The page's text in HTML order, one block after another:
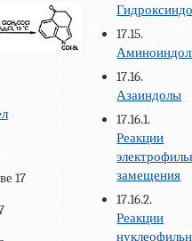
17
17.15.
17.16.
Азаиндолы
17.16.1.
Реакции
замещения
17.16.2.
Реакции